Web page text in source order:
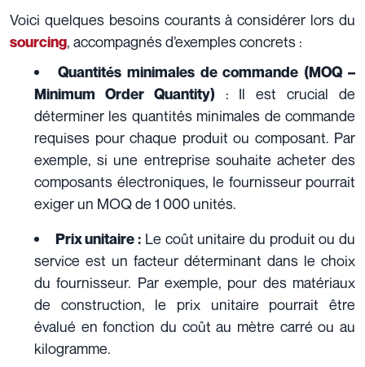
Voici quelques besoins courants à considérer lors du
sourcing, accompagnés d’exemples concrets :
Quantités minimales de commande (MOQ –
Minimum Order Quantity) : Il est crucial de
déterminer les quantités minimales de commande
requises pour chaque produit ou composant. Par
exemple, si une entreprise souhaite acheter des
composants électroniques, le fournisseur pourrait
exiger un MOQ de 1 000 unités.
Prix unitaire : Le coût unitaire du produit ou du
service est un facteur déterminant dans le choix
du fournisseur. Par exemple, pour des matériaux
de construction, le prix unitaire pourrait être
évalué en fonction du coût au mètre carré ou au
kilogramme.